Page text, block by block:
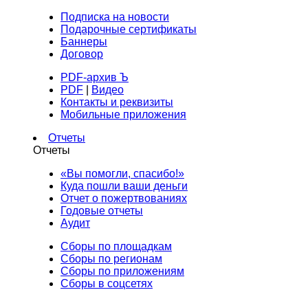
Подписка на новости
Подарочные сертификаты
Баннеры
Договор
PDF-архив Ъ
PDF
Видео
Контакты и реквизиты
Мобильные приложения
Отчеты
Отчеты
«Вы помогли, спасибо!»
Куда пошли ваши деньги
Отчет о пожертвованиях
Годовые отчеты
Аудит
Сборы по площадкам
Сборы по регионам
Сборы по приложениям
Сборы в соцсетях